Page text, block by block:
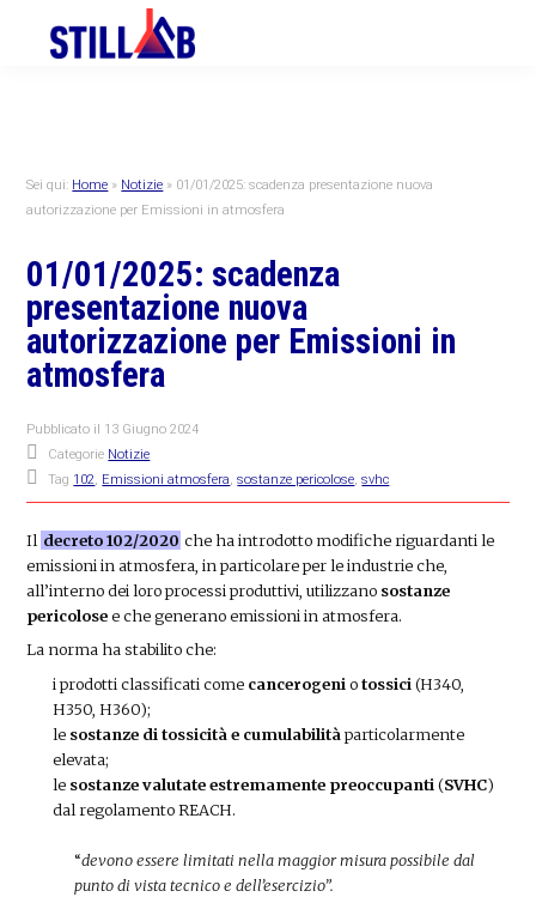
primary
primary
Sei qui: Home » Notizie » 01/01/2025: scadenza presentazione nuova
autorizzazione per Emissioni in atmosfera
01/01/2025: scadenza
presentazione nuova
autorizzazione per Emissioni in
atmosfera
Pubblicato il 13 Giugno 2024
Categorie Notizie
Tag 102, Emissioni atmosfera,sostanze pericolose,svhc
Il decreto 102/2020 che ha introdotto modifiche riguardanti le
emissioni in atmosfera, in particolare per le industrie che,
all’interno dei loro processi produttivi, utilizzano sostanze
pericolosee che generano emissioni in atmosfera.
La norma ha stabilito che:
i prodotti classificati come cancerogeni otossici (H340,
H350, H360);
le sostanze di tossicità e cumulabilitàparticolarmente
elevata;
le sostanze valutate estremamente preoccupanti (SVHC)
dal regolamento REACH.
“devono essere limitati nella maggior misura possibile dal
punto di vista tecnico e dell’esercizio”.